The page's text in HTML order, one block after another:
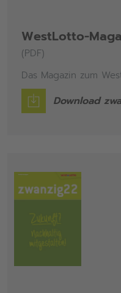
WestLotto-
(PDF)
Das Magazin zum
Download